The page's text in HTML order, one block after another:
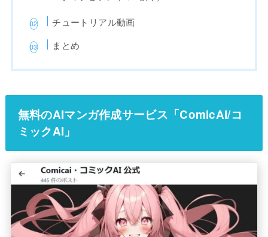
チュートリアル動画
まとめ
無料のAIマンガ作成サービス「ComicAI/コ
ミックAI」